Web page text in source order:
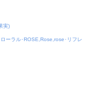
実)
ーラル･ROSE,Rose,rose･リフレ